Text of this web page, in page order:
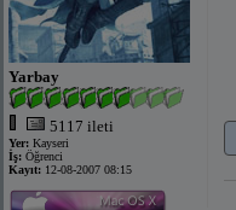
Yarbay
5117 ileti
Yer: Kayseri
İş: Öğrenci
Kayıt: 12-08-2007 08:15